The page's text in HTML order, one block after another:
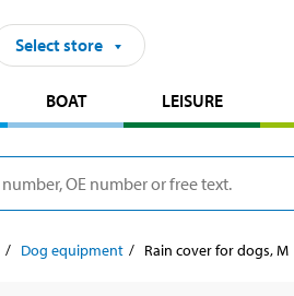
Select store
BOAT LEISURE
Dog equipment Rain cover for dogs, M